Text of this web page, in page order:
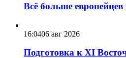
Всё больше европейцев
16:0406 авг 2026
Подготовка к XI